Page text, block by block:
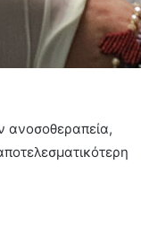
ανοσοθεραπεία,